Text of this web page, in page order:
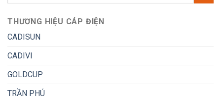
THƯƠNG HIỆU CÁP ĐIỆN
CADISUN
CADIVI
GOLDCUP
TRẦN PHÚ